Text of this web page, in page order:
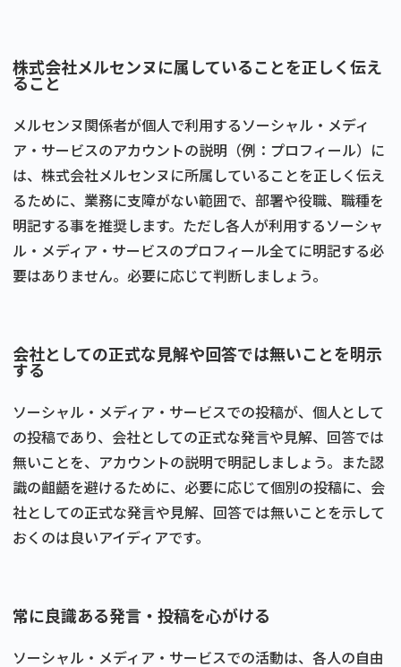
株式会社メルセンヌに属していることを正しく伝え
ること
メルセンヌ関係者が個人で利用するソーシャル・メディ
ア・サービスのアカウントの説明（例：プロフィール）に
は、株式会社メルセンヌに所属していることを正しく伝え
るために、業務に支障がない範囲で、部署や役職、職種を
明記する事を推奨します。ただし各人が利用するソーシャ
ル・メディア・サービスのプロフィール全てに明記する必
要はありません。必要に応じて判断しましょう。
会社としての正式な見解や回答では無いことを明示
する
ソーシャル・メディア・サービスでの投稿が、個人として
の投稿であり、会社としての正式な発言や見解、回答では
無いことを、アカウントの説明で明記しましょう。また認
識の齟齬を避けるために、必要に応じて個別の投稿に、会
社としての正式な発言や見解、回答では無いことを示して
おくのは良いアイディアです。
常に良識ある発言・投稿を心がける
ソーシャル・メディア・サービスでの活動は、各人の自由